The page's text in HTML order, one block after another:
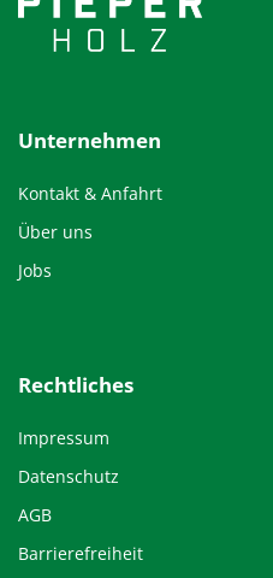
Unternehmen
Kontakt & Anfahrt
Über uns
Jobs
Rechtliches
Impressum
Datenschutz
AGB
Barrierefreiheit